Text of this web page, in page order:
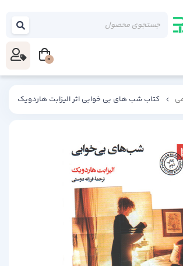
کتاب شب های بی خوابی اثر الیزابت هاردویک
0